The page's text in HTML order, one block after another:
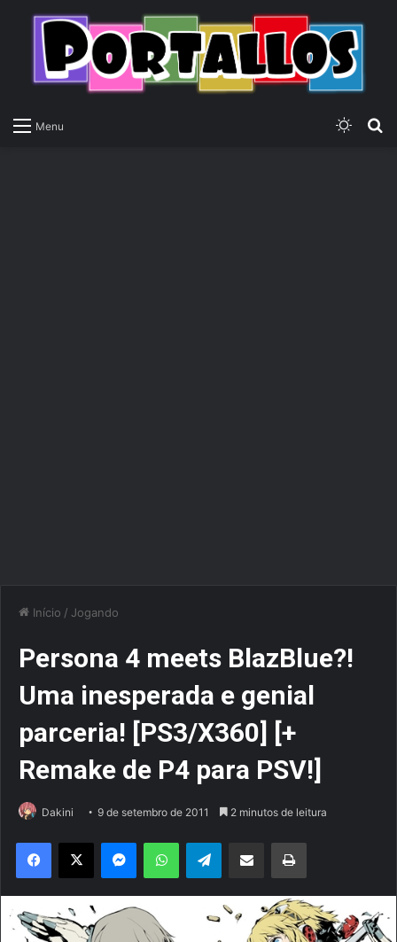
Menu
Início / Jogando
Persona 4 meets BlazBlue?!
Uma inesperada e genial
parceria! [PS3/X360] [+
Remake de P4 para PSV!]
Dakini 9 de setembro de 2011 2 minutos de leitura